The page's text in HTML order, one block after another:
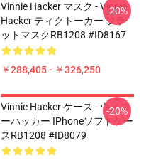
Vinnie Hacker マスク - Vinnie
Hacker ティクトーカー フラ
ットマスクRB1208 #ID8167
￥288,405 - ￥326,250
-20%
Vinnie Hacker ケース - ウィニ
ーハッカー IPhoneソフトケー
スRB1208 #ID8079
-20%